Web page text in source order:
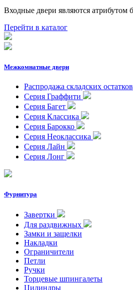
Входные двери являются атрибутом
Перейти в каталог
Межкомнатные двери
Распродажа складских остатков
Серия Граффити
Серия Багет
Серия Классика
Серия Барокко
Серия Неоклассика
Серия Лайн
Серия Лонг
Фурнитура
Завертки
Для раздвижных
Замки и защелки
Накладки
Ограничители
Петли
Ручки
Торцевые шпингалеты
Цилиндры